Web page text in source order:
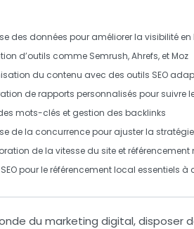
des données pour améliorer la visibilité en
d’outils comme Semrush,Ahrefs, etMoz
du contenu avec des outils SEO
derapports personnalisés pour suivre
mots-clés et gestion des backlinks
de la concurrencepour ajuster la stratégie
de la vitesse du site etréférencement
pour leréférencement local essentiels à
du marketing digital, disposer